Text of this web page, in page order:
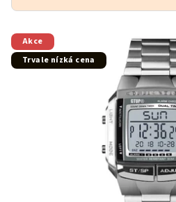
V
ý
p
Akce
Trvale nízká cena